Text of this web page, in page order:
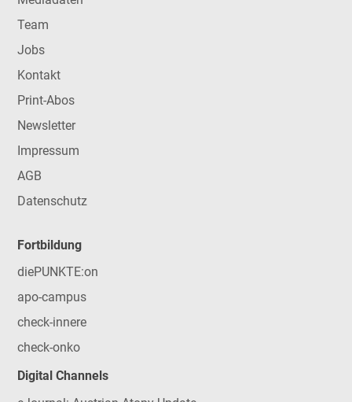
Team
Jobs
Kontakt
Print-Abos
Newsletter
Impressum
AGB
Datenschutz
Fortbildung
diePUNKTE:on
apo-campus
check-innere
check-onko
Digital Channels